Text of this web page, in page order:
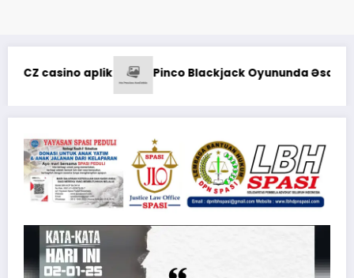
Strategiyalar: Şans və Bacarıq Balansı – BetAz Oyununa
Kodaeral XII Gelar Ziarah